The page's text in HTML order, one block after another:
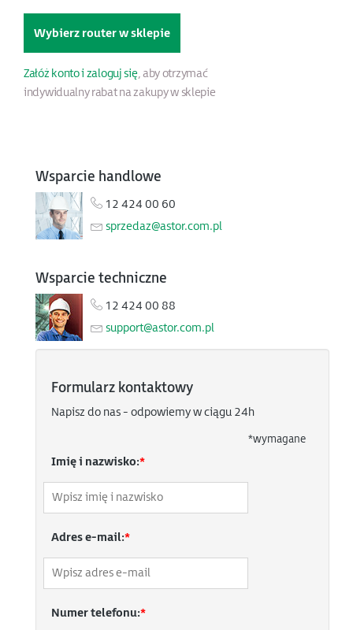
Wybierz router w sklepie
Załóż konto i zaloguj się, aby otrzymać
indywidualny rabat na zakupy w sklepie
Wsparcie handlowe
12 424 00 60
sprzedaz@astor.com.pl
Wsparcie techniczne
12 424 00 88
support@astor.com.pl
Formularz kontaktowy
Napisz do nas - odpowiemy w ciągu 24h
*wymagane
Imię i nazwisko:*
Adres e-mail:*
Numer telefonu:*